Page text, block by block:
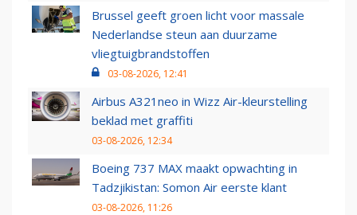
Brussel geeft groen licht voor massale
Nederlandse steun aan duurzame
vliegtuigbrandstoffen
03-08-2026, 12:41
Airbus A321neo in Wizz Air-kleurstelling
beklad met graffiti
03-08-2026, 12:34
Boeing 737 MAX maakt opwachting in
Tadzjikistan: Somon Air eerste klant
03-08-2026, 11:26